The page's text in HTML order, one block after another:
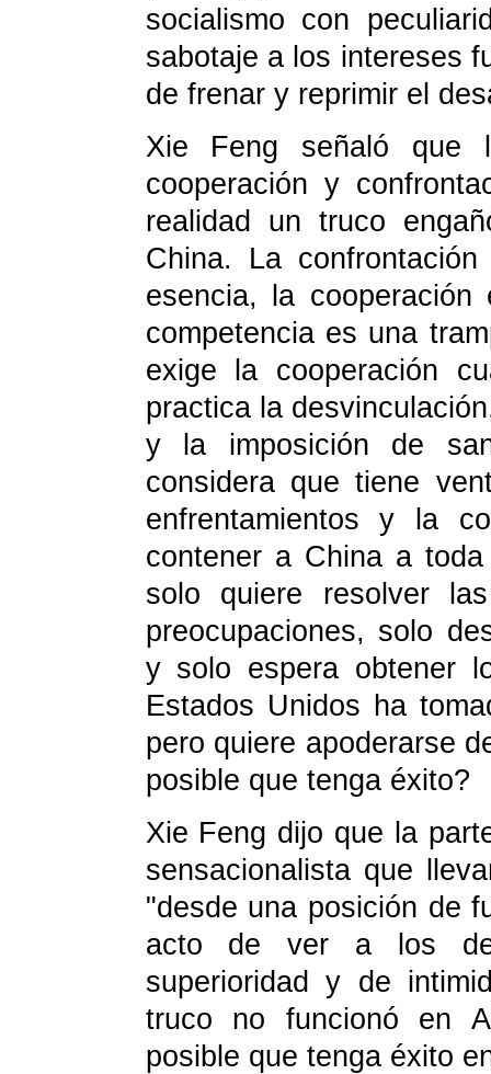
socialismo con
sabotaje a los intereses
de frenar y reprimir el
Xie Feng señaló que
cooperación y
realidad un truco
China. La
esencia, la
competencia es una
exige la cooperación
practica la
y la imposición de
considera que tiene
enfrentamientos y la
contener a China a
solo quiere resolver
preocupaciones, solo
y solo espera obtener
Estados Unidos ha
pero quiere apoderarse
posible que tenga éxito?
Xie Feng dijo que la
sensacionalista que
"desde una posición de
acto de ver a los
superioridad y de
truco no funcionó en
posible que tenga éxito